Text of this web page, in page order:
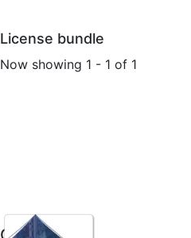
License bundle
Now showing 1 - 1 of 1
No